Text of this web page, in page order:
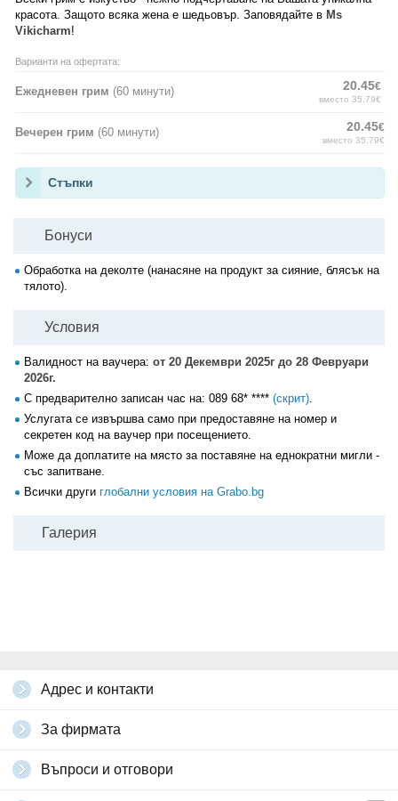
красота. Защото всяка жена е шедьовър. Заповядайте в Ms
Vikicharm!
Варианти на офертата:
Ежедневен грим (60 минути) 20.45€
вместо 35.79€
Вечерен грим (60 минути) 20.45€
вместо 35.79€
Стъпки
Бонуси
Обработка на деколте (нанасяне на продукт за сияние, блясък на
тялото).
Условия
Валидност на ваучера: от 20 Декември 2025г до 28 Февруари
2026г.
С предварително записан час на: 089 68* **** (скрит).
Услугата се извършва само при предоставяне на номер и
секретен код на ваучер при посещението.
Може да доплатите на място за поставяне на еднократни мигли -
със запитване.
Всички други глобални условия на Grabo.bg
Галерия
Адрес и контакти
За фирмата
Въпроси и отговори